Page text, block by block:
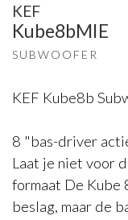
KEF
Kube8bMIE
SUBWOOFER
KEF Kube8b
8 "bas-driver
Laat je niet voor
formaat De Kube
beslag, maar de